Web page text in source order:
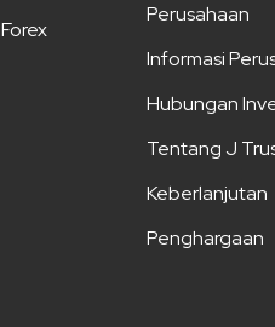
Forex
Perusahaan
Informasi
Hubungan
Tentang J
Keberlanjutan
Penghargaan